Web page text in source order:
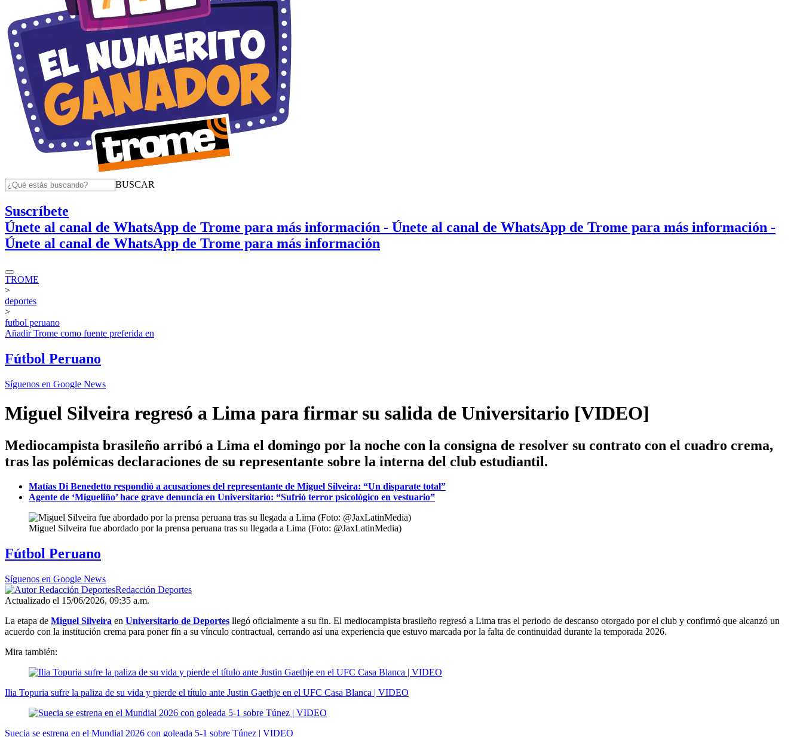
BUSCAR
Suscríbete
Únete al canal de WhatsApp de Trome para más información - Únete al canal de WhatsApp de Trome para más información -
Únete al canal de WhatsApp de Trome para más información
TROME
>
deportes
>
futbol peruano
AñadirTrome como fuente preferida en
Fútbol Peruano
Síguenos en Google News
Miguel Silveira regresó a Lima para firmar su salida de Universitario [VIDEO]
Mediocampista brasileño arribó a Lima el domingo por la noche con la consigna de resolver su contrato con el cuadro crema,
tras las polémicas declaraciones de su representante sobre la interna del club estudiantil.
Matías Di Benedetto respondió a acusaciones del representante de Miguel Silveira: “Un disparate total”
Agente de ‘Migueliño’ hace grave denuncia en Universitario: “Sufrió terror psicológico en vestuario”
Miguel Silveira fue abordado por la prensa peruana tras su llegada a Lima (Foto: @JaxLatinMedia)
Fútbol Peruano
Síguenos en Google News
Redacción Deportes
Actualizado el 15/06/2026, 09:35 a.m.
La etapa de Miguel Silveira en Universitario de Deportes llegó oficialmente a su fin. El mediocampista brasileño regresó a Lima tras el periodo de descanso otorgado por el club y confirmó que alcanzó un
acuerdo con la institución crema para poner fin a su vínculo contractual, cerrando así una experiencia que estuvo marcada por la falta de continuidad durante la temporada 2026.
Mira también:
Ilia Topuria sufre la paliza de su vida y pierde el título ante Justin Gaethje en el UFC Casa Blanca | VIDEO
Suecia se estrena en el Mundial 2026 con goleada 5-1 sobre Túnez | VIDEO